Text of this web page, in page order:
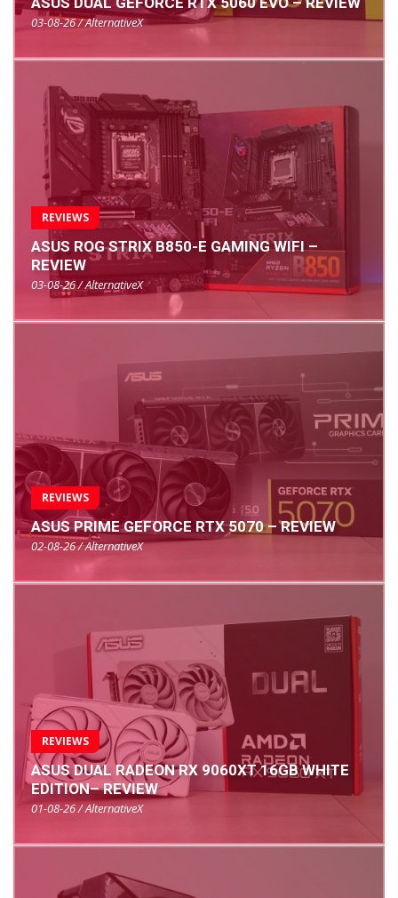
03-08-26 / AlternativeX
REVIEWS
ASUS ROG STRIX B850-E GAMING WIFI –
REVIEW
03-08-26 / AlternativeX
REVIEWS
ASUS PRIME GEFORCE RTX 5070 – REVIEW
02-08-26 / AlternativeX
REVIEWS
ASUS DUAL RADEON RX 9060XT 16GB WHITE
EDITION– REVIEW
01-08-26 / AlternativeX